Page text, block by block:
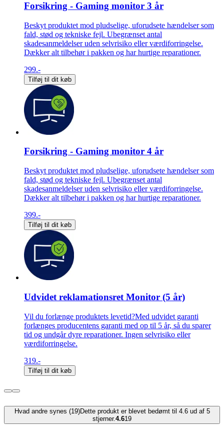
Forsikring - Gaming monitor 3 år
Beskyt produktet mod pludselige, uforudsete hændelser som
fald, stød og tekniske fejl. Ubegrænset antal
skadesanmeldelser uden selvrisiko eller værdiforringelse.
Dækker alt tilbehør i pakken og har hurtige reparationer.
299.-
Tilføj til dit køb
Forsikring - Gaming monitor 4 år
Beskyt produktet mod pludselige, uforudsete hændelser som
fald, stød og tekniske fejl. Ubegrænset antal
skadesanmeldelser uden selvrisiko eller værdiforringelse.
Dækker alt tilbehør i pakken og har hurtige reparationer.
399.-
Tilføj til dit køb
Udvidet reklamationsret Monitor (5 år)
Vil du forlænge produktets levetid?Med udvidet garanti
forlænges producentens garanti med op til 5 år, så du sparer
tid og undgår dyre reparationer. Ingen selvrisiko eller
værdiforringelse.
319.-
Tilføj til dit køb
Hvad andre synes (19)Dette produkt er blevet bedømt til 4.6 ud af 5
stjerner.4.619